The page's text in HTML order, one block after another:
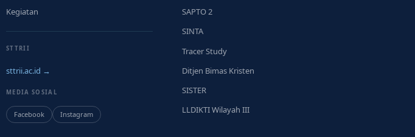
Kegiatan
STTRII
sttrii.ac.id →
MEDIA SOSIAL
Facebook Instagram
SAPTO 2
SINTA
Tracer Study
Ditjen Bimas Kristen
SISTER
LLDIKTI Wilayah III